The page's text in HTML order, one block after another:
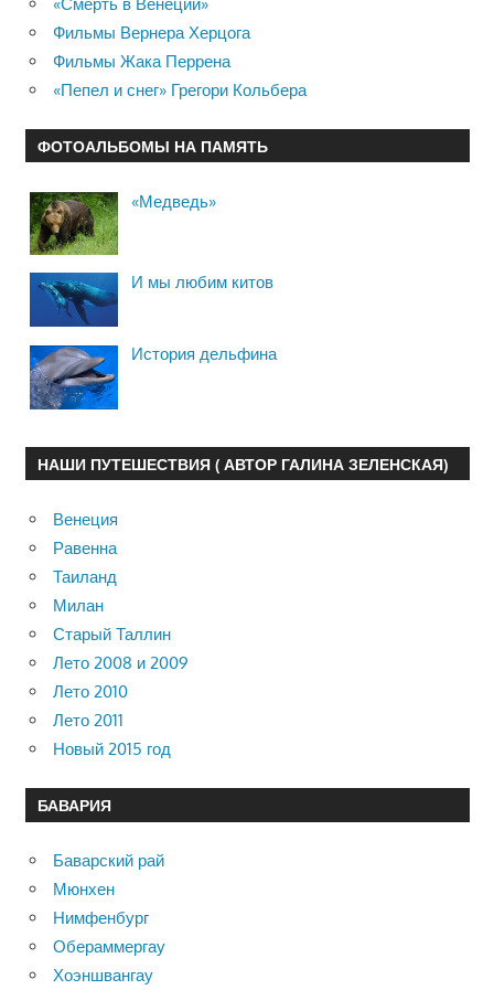
Фильмы Вернера Херцога
Фильмы Жака Перрена
«Пепел и снег» Грегори Кольбера
ФОТОАЛЬБОМЫ НА ПАМЯТЬ
«Медведь»
И мы любим китов
История дельфина
НАШИ ПУТЕШЕСТВИЯ ( АВТОР ГАЛИНА ЗЕЛЕНСКАЯ)
Венеция
Равенна
Таиланд
Милан
Старый Таллин
Лето 2008 и 2009
Лето 2010
Лето 2011
Новый 2015 год
БАВАРИЯ
Баварский рай
Мюнхен
Нимфенбург
Обераммергау
Хоэншвангау